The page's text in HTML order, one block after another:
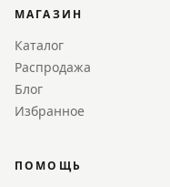
МАГАЗИН
Каталог
Распродажа
Блог
Избранное
ПОМОЩЬ